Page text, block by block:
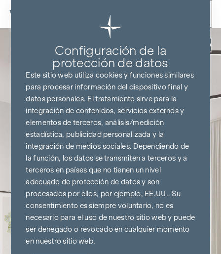
Ir al contenido
Configuración de la
protección de datos
Este sitio web utiliza cookies y funciones similares
para procesar información del dispositivo final y
datos personales. El tratamiento sirve para la
integración de contenidos, servicios externos y
elementos de terceros, análisis/medición
estadística, publicidad personalizada y la
integración de medios sociales. Dependiendo de
la función, los datos se transmiten a terceros y a
terceros en países que no tienen un nivel
adecuado de protección de datos y son
procesados por ellos, por ejemplo, EE.UU.. Su
consentimiento es siempre voluntario, no es
necesario para el uso de nuestro sitio web y puede
ser denegado o revocado en cualquier momento
en nuestro sitio web.